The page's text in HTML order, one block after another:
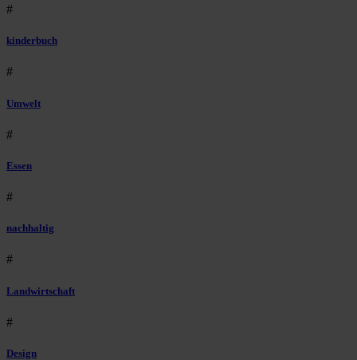
#
kinderbuch
#
Umwelt
#
Essen
#
nachhaltig
#
Landwirtschaft
#
Design